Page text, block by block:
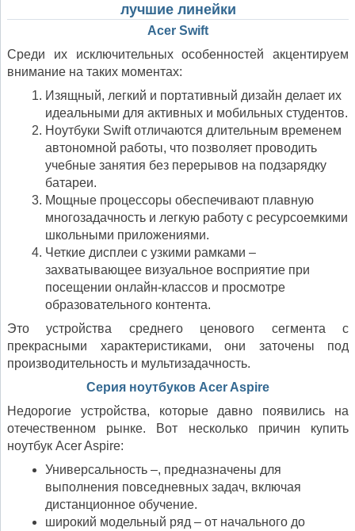
лучшие линейки
Acer Swift
Среди их исключительных особенностей акцентируем
внимание на таких моментах:
Изящный, легкий и портативный дизайн делает их
идеальными для активных и мобильных студентов.
Ноутбуки Swift отличаются длительным временем
автономной работы, что позволяет проводить
учебные занятия без перерывов на подзарядку
батареи.
Мощные процессоры обеспечивают плавную
многозадачность и легкую работу с ресурсоемкими
школьными приложениями.
Четкие дисплеи с узкими рамками –
захватывающее визуальное восприятие при
посещении онлайн-классов и просмотре
образовательного контента.
Это устройства среднего ценового сегмента с
прекрасными характеристиками, они заточены под
производительность и мультизадачность.
Серия ноутбуков Acer Aspire
Недорогие устройства, которые давно появились на
отечественном рынке. Вот несколько причин купить
ноутбук Acer Aspire:
Универсальность –, предназначены для
выполнения повседневных задач, включая
дистанционное обучение.
широкий модельный ряд – от начального до